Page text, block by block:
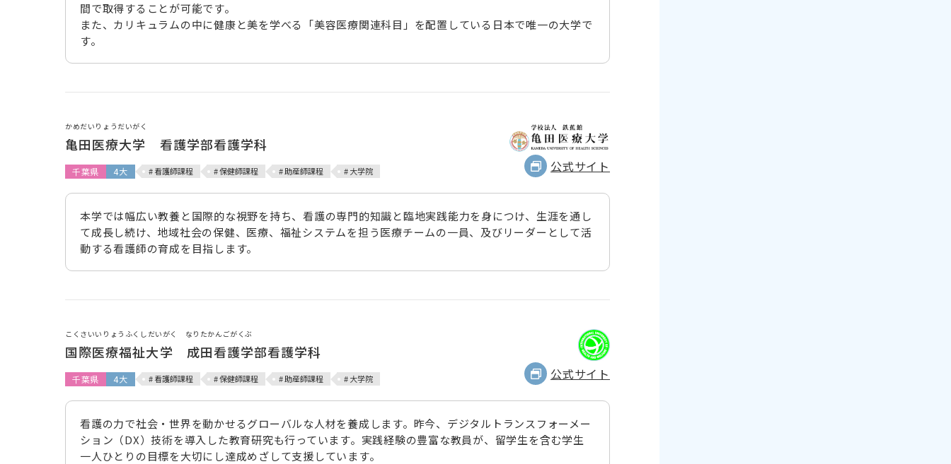
間で取得することが可能です。
また、カリキュラムの中に健康と美を学べる「美容医療関連科目」を配置している日本で唯一の大学で
す。
かめだいりょうだいがく
亀田医療大学 看護学部看護学科
千葉県 4大 # 看護師課程 # 保健師課程 # 助産師課程 # 大学院 公式サイト
本学では幅広い教養と国際的な視野を持ち、看護の専門的知識と臨地実践能力を身につけ、生涯を通し
て成長し続け、地域社会の保健、医療、福祉システムを担う医療チームの一員、及びリーダーとして活
動する看護師の育成を目指します。
こくさいいりょうふくしだいがく なりたかんごがくぶ
国際医療福祉大学 成田看護学部看護学科
千葉県 4大 # 看護師課程 # 保健師課程 # 助産師課程 # 大学院 公式サイト
看護の力で社会・世界を動かせるグローバルな人材を養成します。昨今、デジタルトランスフォーメー
ション（DX）技術を導入した教育研究も行っています。実践経験の豊富な教員が、留学生を含む学生
一人ひとりの目標を大切にし達成めざして支援しています。